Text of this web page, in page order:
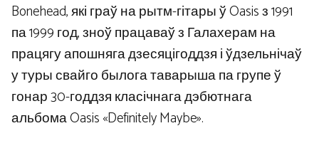
Bonehead, які граў на рытм-гітары ў Oasis з 1991
па 1999 год, зноў працаваў з Галахерам на
працягу апошняга дзесяцігоддзя і ўдзельнічаў
у туры свайго былога таварыша па групе ў
гонар 30-годдзя класічнага дэбютнага
альбома Oasis «Definitely Maybe».